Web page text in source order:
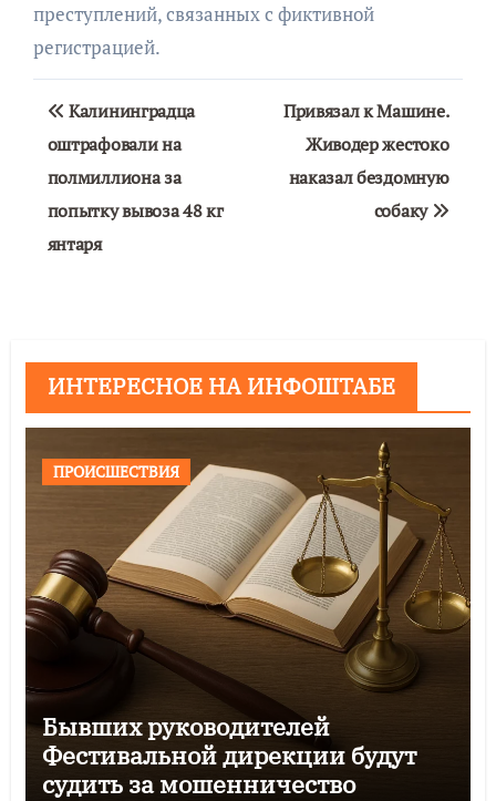
преступлений, связанных с фиктивной
регистрацией.
Навигация
по
записям
Калининградца
оштрафовали на
полмиллиона за
попытку вывоза 48 кг
янтаря
Привязал к Машине.
Живодер жестоко
наказал бездомную
собаку
ИНТЕРЕСНОЕ НА ИНФОШТАБЕ
ПРОИСШЕСТВИЯ
Бывших руководителей
Фестивальной дирекции будут
судить за мошенничество